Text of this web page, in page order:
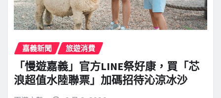
嘉義新聞 旅遊消費
「慢遊嘉義」官方LINE祭好康，買「芯
浪超值水陸聯票」加碼招待沁涼冰沙